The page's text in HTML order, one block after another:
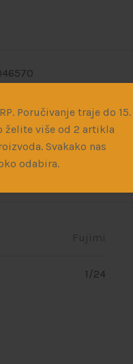
Poručivanje traje do 15.
želite više od 2 artikla
Svakako nas
odabira.
1/24